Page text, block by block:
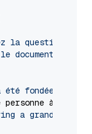
la question
le document
fondée en
personne à
a grandi